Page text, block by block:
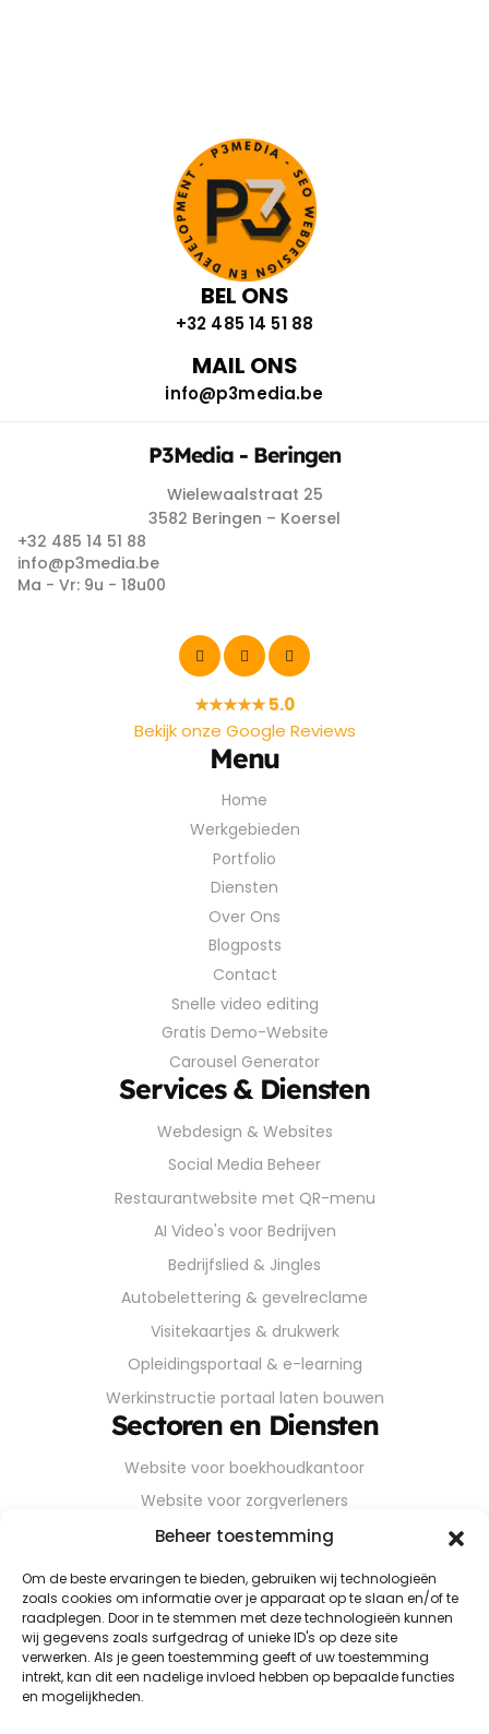
Beheer toestemming
Om de beste ervaringen te bieden, gebruiken wij technologieën
zoals cookies om informatie over je apparaat op te slaan en/of te
raadplegen. Door in te stemmen met deze technologieën kunnen
wij gegevens zoals surfgedrag of unieke ID's op deze site
verwerken. Als je geen toestemming geeft of uw toestemming
intrekt, kan dit een nadelige invloed hebben op bepaalde functies
en mogelijkheden.
BEL ONS
+32 485 14 51 88
MAIL ONS
info@p3media.be
P3Media - Beringen
Wielewaalstraat 25
3582 Beringen – Koersel
+32 485 14 51 88
info@p3media.be
Ma - Vr: 9u - 18u00
★★★★★ 5.0
Bekijk onze Google Reviews
Menu
Home
Werkgebieden
Portfolio
Diensten
Over Ons
Blogposts
Contact
Snelle video editing
Gratis Demo-Website
Carousel Generator
Services & Diensten
Webdesign & Websites
Social Media Beheer
Restaurantwebsite met QR-menu
AI Video's voor Bedrijven
Bedrijfslied & Jingles
Autobelettering & gevelreclame
Visitekaartjes & drukwerk
Opleidingsportaal & e-learning
Werkinstructie portaal laten bouwen
Sectoren en Diensten
Website voor boekhoudkantoor
Website voor zorgverleners
Website voor installateurs
Website voor industriële KMO’s
Webdesign voor logistieke bedrijven
Webdesign voor transportbedrijven
Webdesign voor coaches & consultants